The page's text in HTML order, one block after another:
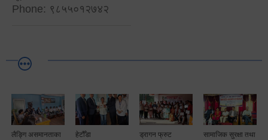
Phone: ९८५५०१२७४२
लैङ्गि असमानताका
हेटौँडा
ड्रागन फ्रुट
सामाजिक सुरक्षा तथा